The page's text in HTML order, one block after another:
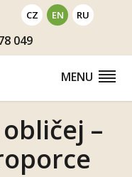
CZ EN RU
049
MENU
–